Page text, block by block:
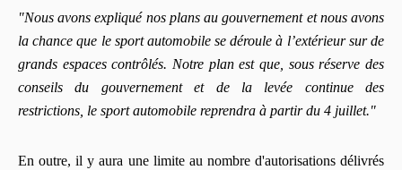
"Nous avons expliqué nos plans au gouvernement et nous avons
la chance que le sport automobile se déroule à l’extérieur sur de
grands espaces contrôlés. Notre plan est que, sous réserve des
conseils du gouvernement et de la levée continue des
restrictions, le sport automobile reprendra à partir du 4 juillet."
En outre, il y aura une limite au nombre d'autorisations délivrés